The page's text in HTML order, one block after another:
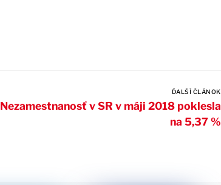
ĎALŠÍ ČLÁNOK
Nezamestnanosť v SR v máji 2018 poklesla
na 5,37 %